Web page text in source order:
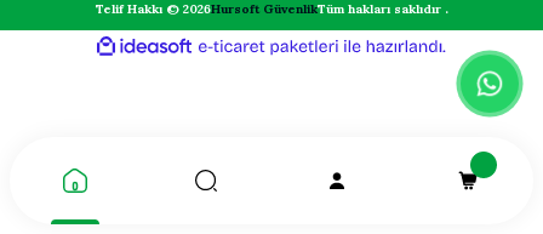
Telif Hakkı © 2026Hursoft GüvenlikTüm hakları saklıdır .
ideasoft
e-
hazırlandı.